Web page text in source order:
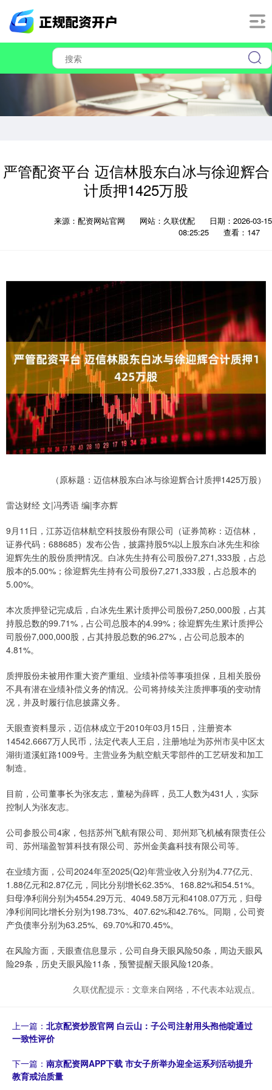
严管配资平台 迈信林股东白冰与徐迎辉合
计质押1425万股
来源：配资网站官网 网站：久联优配
日期：2026-03-15
08:25:25
查看：147
（原标题：迈信林股东白冰与徐迎辉合计质押1425万股）
雷达财经 文|冯秀语 编|李亦辉
9月11日，江苏迈信林航空科技股份有限公司（证券简称：迈信林，
证券代码：688685）发布公告，披露持股5%以上股东白冰先生和徐
迎辉先生的股份质押情况。白冰先生持有公司股份7,271,333股，占总
股本的5.00%；徐迎辉先生持有公司股份7,271,333股，占总股本的
5.00%。
本次质押登记完成后，白冰先生累计质押公司股份7,250,000股，占其
持股总数的99.71%，占公司总股本的4.99%；徐迎辉先生累计质押公
司股份7,000,000股，占其持股总数的96.27%，占公司总股本的
4.81%。
质押股份未被用作重大资产重组、业绩补偿等事项担保，且相关股份
不具有潜在业绩补偿义务的情况。公司将持续关注质押事项的变动情
况，并及时履行信息披露义务。
天眼查资料显示，迈信林成立于2010年03月15日，注册资本
14542.6667万人民币，法定代表人王启，注册地址为苏州市吴中区太
湖街道溪虹路1009号。主营业务为航空航天零部件的工艺研发和加工
制造。
目前，公司董事长为张友志，董秘为薛晖，员工人数为431人，实际
控制人为张友志。
公司参股公司4家，包括苏州飞航有限公司、郑州郑飞机械有限责任公
司、苏州瑞盈智算科技有限公司、苏州金美鑫科技有限公司等。
在业绩方面，公司2024年至2025(Q2)年营业收入分别为4.77亿元、
1.88亿元和2.87亿元，同比分别增长62.35%、168.82%和54.51%。
归母净利润分别为4554.29万元、4049.58万元和4108.07万元，归母
净利润同比增长分别为198.73%、407.62%和42.76%。同期，公司资
产负债率分别为63.25%、69.70%和70.45%。
在风险方面，天眼查信息显示，公司自身天眼风险50条，周边天眼风
险29条，历史天眼风险11条，预警提醒天眼风险120条。
久联优配提示：文章来自网络，不代表本站观点。
上一篇： 北京配资炒股官网 白云山：子公司注射用头孢他啶通过
一致性评价
下一篇： 南京配资网APP下载 市女子所举办迎全运系列活动提升
教育戒治质量